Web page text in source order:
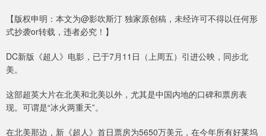
【版权申明：本文为@影吹斯汀 独家原创稿，未经许可不得以任何形
式抄袭or转载，违者必究！】
DC新版《超人》电影，已于7月11日（上周五）引进公映，同步北
美。
这部超英大片在北美和北美以外，尤其是中国内地的口碑和票房表
现。可谓是“冰火两重天”。
在北美那边，新《超人》首日票房为5650万美元，在今年所有好莱坞